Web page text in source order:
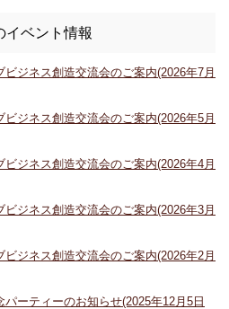
イベント情報
ビジネス創造交流会のご案内(2026年7月
ビジネス創造交流会のご案内(2026年5月
ビジネス創造交流会のご案内(2026年4月
ビジネス創造交流会のご案内(2026年3月
ビジネス創造交流会のご案内(2026年2月
ーティーのお知らせ(2025年12月5日